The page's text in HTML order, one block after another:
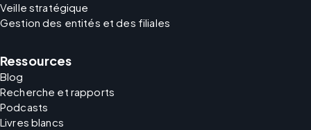
Veille stratégique
Gestion des entités et des filiales
Ressources
Blog
Recherche et rapports
Podcasts
Livres blancs